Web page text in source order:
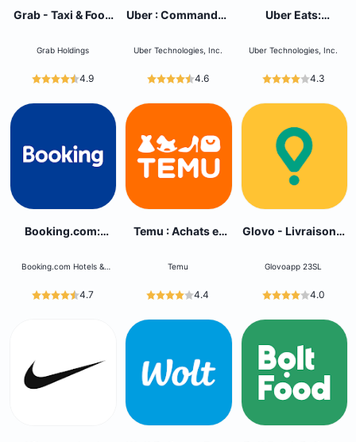
Grab - Taxi & Food
Grab Holdings
4.9
Uber : Commander
Uber Technologies, Inc.
4.6
Uber Eats:
Uber Technologies, Inc.
4.3
Booking.com:
Booking.com Hotels &
4.7
Temu : Achats et
Temu
4.4
Glovo - Livraison à
Glovoapp 23SL
4.0